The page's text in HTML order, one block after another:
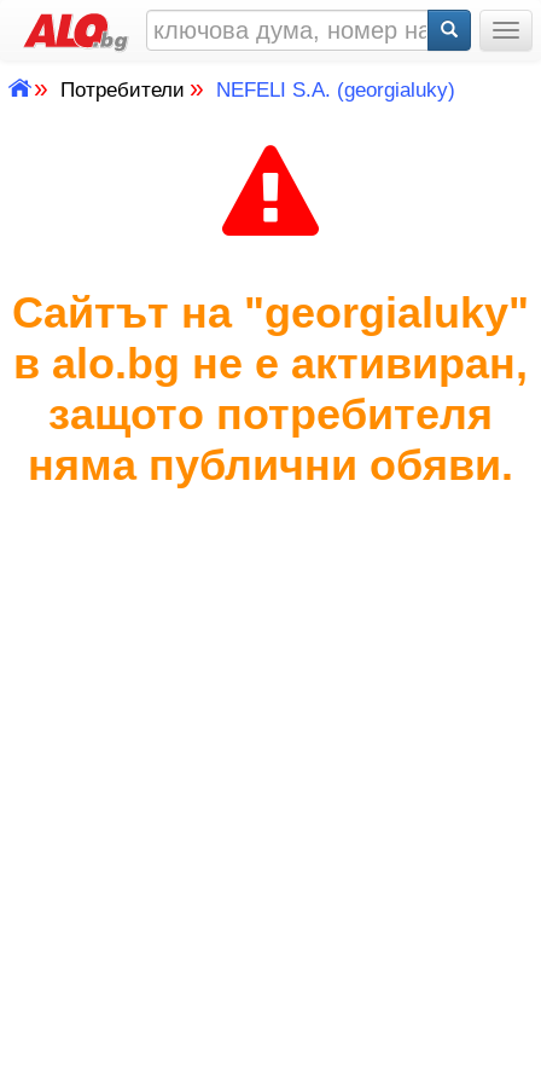
» Потребители» NEFELI S.A. (georgialuky)
Сайтът на "georgialuky"
в alo.bg не е активиран,
защото потребителя
няма публични обяви.